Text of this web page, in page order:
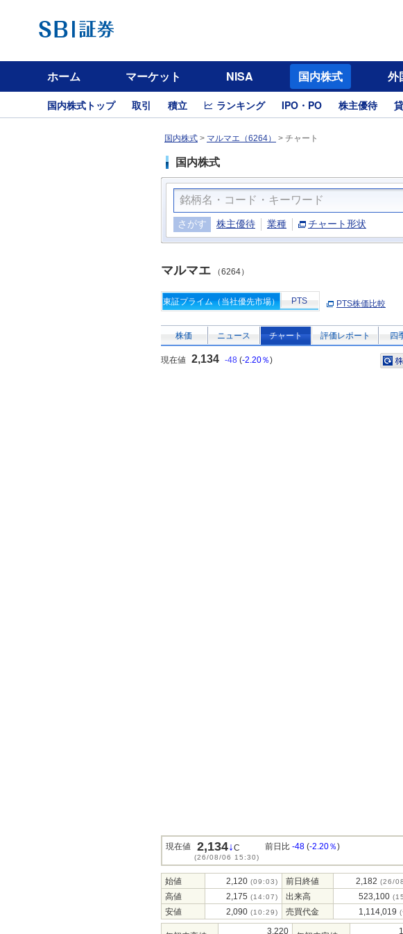
ホーム マーケット NISA 国内株式 外
国内株式トップ 取引 積立 ランキング IPO・PO 株主優待
国内株式 > マルマエ（6264） > チャート
国内株式
さがす 株主優待 業種 チャート形状
マルマエ （6264）
東証プライム（当社優先市場） PTS PTS株価比較
株価 ニュース チャート 評価レポート 四
現在値 2,134 -48 (-2.20％)
現在値 2,134↓C
(26/08/06 15:30)
前日比 -48 (-2.20％)
始値 2,120 (09:03) 前日終値 2,182 (26/
高値 2,175 (14:07) 出来高 523,100
安値 2,090 (10:29) 売買代金 1,114,019 (
3,220